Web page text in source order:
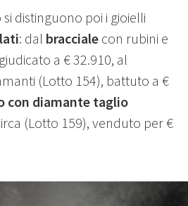
distinguono poi i gioielli
: dal bracciale con rubini e
a € 32.910, al
(Lotto 154), battuto a €
con diamante taglio
(Lotto 159), venduto per €